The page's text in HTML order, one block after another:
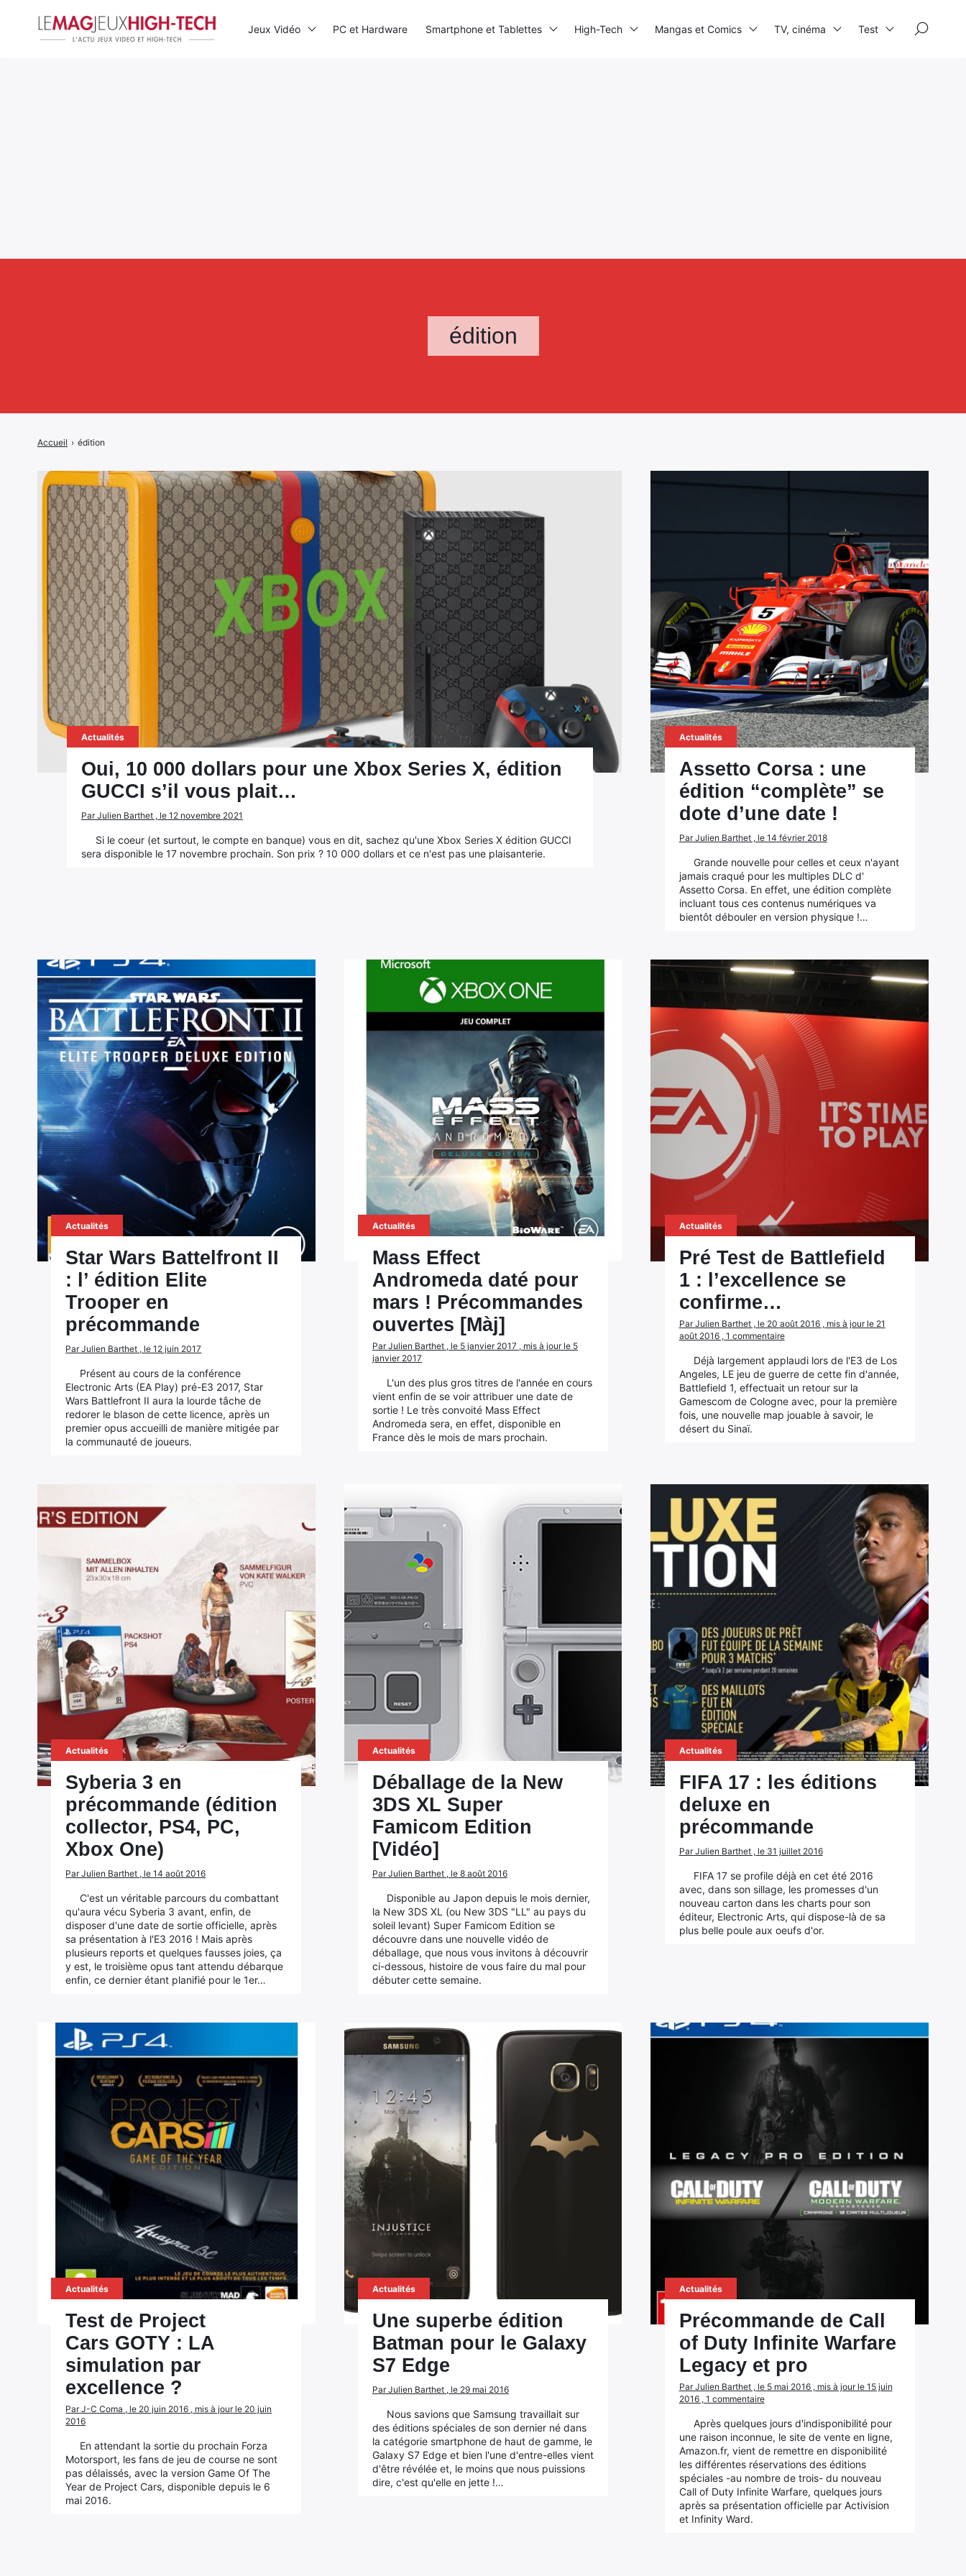
édition
Accueil › édition
Actualités
Oui, 10 000 dollars pour une Xbox Series X, édition
GUCCI s’il vous plait…
Par Julien Barthet , le 12 novembre 2021
Si le coeur (et surtout, le compte en banque) vous en dit, sachez qu'une Xbox Series X édition GUCCI
sera disponible le 17 novembre prochain. Son prix ? 10 000 dollars et ce n'est pas une plaisanterie.
Actualités
Assetto Corsa : une
édition “complète” se
dote d’une date !
Par Julien Barthet , le 14 février 2018
Grande nouvelle pour celles et ceux n'ayant
jamais craqué pour les multiples DLC d'
Assetto Corsa. En effet, une édition complète
incluant tous ces contenus numériques va
bientôt débouler en version physique !…
Actualités
Star Wars Battelfront II
: l’ édition Elite
Trooper en
précommande
Par Julien Barthet , le 12 juin 2017
Présent au cours de la conférence
Electronic Arts (EA Play) pré-E3 2017, Star
Wars Battlefront II aura la lourde tâche de
redorer le blason de cette licence, après un
premier opus accueilli de manière mitigée par
la communauté de joueurs.
Actualités
Mass Effect
Andromeda daté pour
mars ! Précommandes
ouvertes [Màj]
Par Julien Barthet , le 5 janvier 2017 , mis à jour le 5
janvier 2017
L'un des plus gros titres de l'année en cours
vient enfin de se voir attribuer une date de
sortie ! Le très convoité Mass Effect
Andromeda sera, en effet, disponible en
France dès le mois de mars prochain.
Actualités
Pré Test de Battlefield
1 : l’excellence se
confirme…
Par Julien Barthet , le 20 août 2016 , mis à jour le 21
août 2016 , 1 commentaire
Déjà largement applaudi lors de l'E3 de Los
Angeles, LE jeu de guerre de cette fin d'année,
Battlefield 1, effectuait un retour sur la
Gamescom de Cologne avec, pour la première
fois, une nouvelle map jouable à savoir, le
désert du Sinaï.
Actualités
Syberia 3 en
précommande (édition
collector, PS4, PC,
Xbox One)
Par Julien Barthet , le 14 août 2016
C'est un véritable parcours du combattant
qu'aura vécu Syberia 3 avant, enfin, de
disposer d'une date de sortie officielle, après
sa présentation à l'E3 2016 ! Mais après
plusieurs reports et quelques fausses joies, ça
y est, le troisième opus tant attendu débarque
enfin, ce dernier étant planifié pour le 1er…
Actualités
Déballage de la New
3DS XL Super
Famicom Edition
[Vidéo]
Par Julien Barthet , le 8 août 2016
Disponible au Japon depuis le mois dernier,
la New 3DS XL (ou New 3DS "LL" au pays du
soleil levant) Super Famicom Edition se
découvre dans une nouvelle vidéo de
déballage, que nous vous invitons à découvrir
ci-dessous, histoire de vous faire du mal pour
débuter cette semaine.
Actualités
FIFA 17 : les éditions
deluxe en
précommande
Par Julien Barthet , le 31 juillet 2016
FIFA 17 se profile déjà en cet été 2016
avec, dans son sillage, les promesses d'un
nouveau carton dans les charts pour son
éditeur, Electronic Arts, qui dispose-là de sa
plus belle poule aux oeufs d'or.
Actualités
Test de Project
Cars GOTY : LA
simulation par
excellence ?
Par J-C Coma , le 20 juin 2016 , mis à jour le 20 juin
2016
En attendant la sortie du prochain Forza
Motorsport, les fans de jeu de course ne sont
pas délaissés, avec la version Game Of The
Year de Project Cars, disponible depuis le 6
mai 2016.
Actualités
Une superbe édition
Batman pour le Galaxy
S7 Edge
Par Julien Barthet , le 29 mai 2016
Nous savions que Samsung travaillait sur
des éditions spéciales de son dernier né dans
la catégorie smartphone de haut de gamme, le
Galaxy S7 Edge et bien l'une d'entre-elles vient
d'être révélée et, le moins que nous puissions
dire, c'est qu'elle en jette !…
Actualités
Précommande de Call
of Duty Infinite Warfare
Legacy et pro
Par Julien Barthet , le 5 mai 2016 , mis à jour le 15 juin
2016 , 1 commentaire
Après quelques jours d'indisponibilité pour
une raison inconnue, le site de vente en ligne,
Amazon.fr, vient de remettre en disponibilité
les différentes réservations des éditions
spéciales -au nombre de trois- du nouveau
Call of Duty Infinite Warfare, quelques jours
après sa présentation officielle par Activision
et Infinity Ward.
Jeux Vidéo PC et Hardware Smartphone et Tablettes High-Tech Mangas et Comics TV, cinéma Test